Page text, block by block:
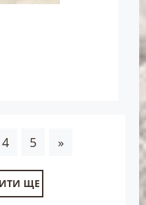
4 5 »
ЩЕ